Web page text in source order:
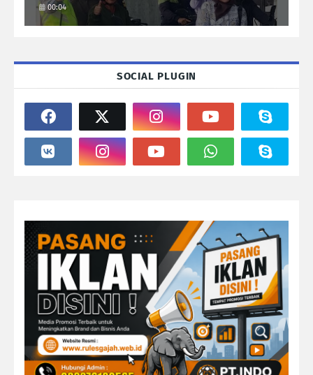
Humanis Demi Lalu Lintas Aman Tertib Lancar
00:04
SOCIAL PLUGIN